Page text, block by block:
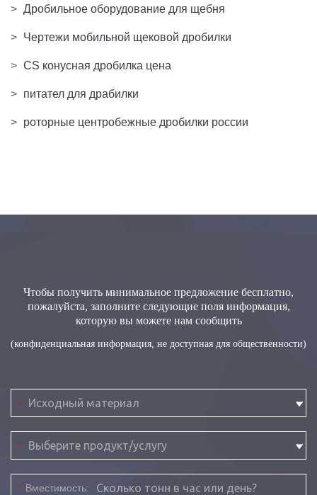
> Дробильное оборудование для щебня
> Чертежи мобильной щековой дробилки
> CS конусная дробилка цена
> питател для драбилки
> роторные центробежные дробилки россии
Чтобы получить минимальное предложение бесплатно,
пожалуйста, заполните следующие поля информация,
которую вы можете нам сообщить
(конфиденциальная информация, не доступная для общественности)
*
*
* Вместимость: